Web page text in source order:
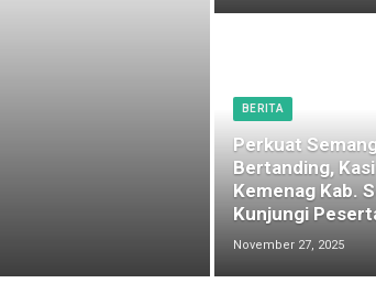
BERITA
Perkuat
Bertanding,
Kemenag Kab.
Kunjungi
November 27, 2025